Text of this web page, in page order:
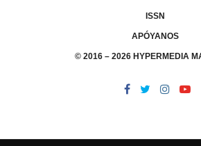
ISSN
APÓYANOS
© 2016 – 2026 HYPERMEDIA